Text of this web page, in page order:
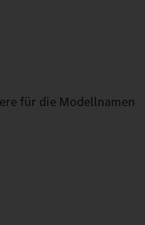
für die Modellnamen